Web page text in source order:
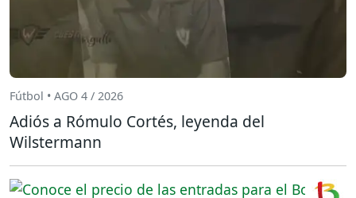
Fútbol • AGO 4 / 2026
Adiós a Rómulo Cortés, leyenda del
Wilstermann